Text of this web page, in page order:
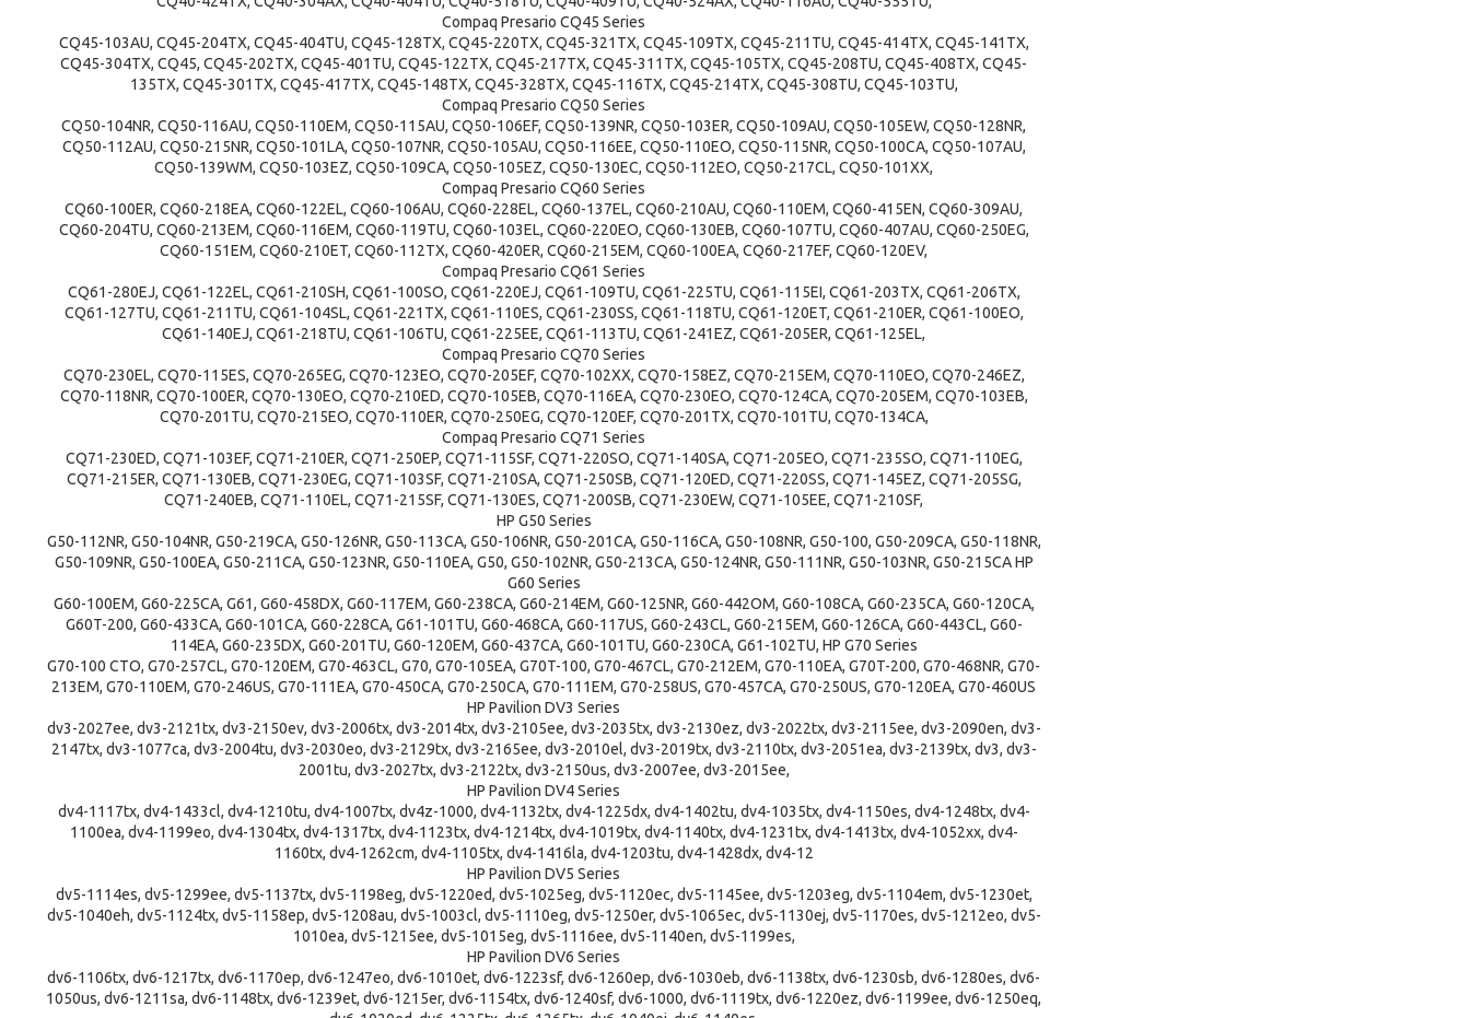
Compaq Presario CQ45 Series
CQ45-103AU, CQ45-204TX, CQ45-404TU, CQ45-128TX, CQ45-220TX, CQ45-321TX, CQ45-109TX, CQ45-211TU, CQ45-414TX, CQ45-141TX,
CQ45-304TX, CQ45, CQ45-202TX, CQ45-401TU, CQ45-122TX, CQ45-217TX, CQ45-311TX, CQ45-105TX, CQ45-208TU, CQ45-408TX, CQ45-
135TX, CQ45-301TX, CQ45-417TX, CQ45-148TX, CQ45-328TX, CQ45-116TX, CQ45-214TX, CQ45-308TU, CQ45-103TU,
Compaq Presario CQ50 Series
CQ50-104NR, CQ50-116AU, CQ50-110EM, CQ50-115AU, CQ50-106EF, CQ50-139NR, CQ50-103ER, CQ50-109AU, CQ50-105EW, CQ50-128NR,
CQ50-112AU, CQ50-215NR, CQ50-101LA, CQ50-107NR, CQ50-105AU, CQ50-116EE, CQ50-110EO, CQ50-115NR, CQ50-100CA, CQ50-107AU,
CQ50-139WM, CQ50-103EZ, CQ50-109CA, CQ50-105EZ, CQ50-130EC, CQ50-112EO, CQ50-217CL, CQ50-101XX,
Compaq Presario CQ60 Series
CQ60-100ER, CQ60-218EA, CQ60-122EL, CQ60-106AU, CQ60-228EL, CQ60-137EL, CQ60-210AU, CQ60-110EM, CQ60-415EN, CQ60-309AU,
CQ60-204TU, CQ60-213EM, CQ60-116EM, CQ60-119TU, CQ60-103EL, CQ60-220EO, CQ60-130EB, CQ60-107TU, CQ60-407AU, CQ60-250EG,
CQ60-151EM, CQ60-210ET, CQ60-112TX, CQ60-420ER, CQ60-215EM, CQ60-100EA, CQ60-217EF, CQ60-120EV,
Compaq Presario CQ61 Series
CQ61-280EJ, CQ61-122EL, CQ61-210SH, CQ61-100SO, CQ61-220EJ, CQ61-109TU, CQ61-225TU, CQ61-115EI, CQ61-203TX, CQ61-206TX,
CQ61-127TU, CQ61-211TU, CQ61-104SL, CQ61-221TX, CQ61-110ES, CQ61-230SS, CQ61-118TU, CQ61-120ET, CQ61-210ER, CQ61-100EO,
CQ61-140EJ, CQ61-218TU, CQ61-106TU, CQ61-225EE, CQ61-113TU, CQ61-241EZ, CQ61-205ER, CQ61-125EL,
Compaq Presario CQ70 Series
CQ70-230EL, CQ70-115ES, CQ70-265EG, CQ70-123EO, CQ70-205EF, CQ70-102XX, CQ70-158EZ, CQ70-215EM, CQ70-110EO, CQ70-246EZ,
CQ70-118NR, CQ70-100ER, CQ70-130EO, CQ70-210ED, CQ70-105EB, CQ70-116EA, CQ70-230EO, CQ70-124CA, CQ70-205EM, CQ70-103EB,
CQ70-201TU, CQ70-215EO, CQ70-110ER, CQ70-250EG, CQ70-120EF, CQ70-201TX, CQ70-101TU, CQ70-134CA,
Compaq Presario CQ71 Series
CQ71-230ED, CQ71-103EF, CQ71-210ER, CQ71-250EP, CQ71-115SF, CQ71-220SO, CQ71-140SA, CQ71-205EO, CQ71-235SO, CQ71-110EG,
CQ71-215ER, CQ71-130EB, CQ71-230EG, CQ71-103SF, CQ71-210SA, CQ71-250SB, CQ71-120ED, CQ71-220SS, CQ71-145EZ, CQ71-205SG,
CQ71-240EB, CQ71-110EL, CQ71-215SF, CQ71-130ES, CQ71-200SB, CQ71-230EW, CQ71-105EE, CQ71-210SF,
HP G50 Series
G50-112NR, G50-104NR, G50-219CA, G50-126NR, G50-113CA, G50-106NR, G50-201CA, G50-116CA, G50-108NR, G50-100, G50-209CA, G50-118NR,
G50-109NR, G50-100EA, G50-211CA, G50-123NR, G50-110EA, G50, G50-102NR, G50-213CA, G50-124NR, G50-111NR, G50-103NR, G50-215CA HP
G60 Series
G60-100EM, G60-225CA, G61, G60-458DX, G60-117EM, G60-238CA, G60-214EM, G60-125NR, G60-442OM, G60-108CA, G60-235CA, G60-120CA,
G60T-200, G60-433CA, G60-101CA, G60-228CA, G61-101TU, G60-468CA, G60-117US, G60-243CL, G60-215EM, G60-126CA, G60-443CL, G60-
114EA, G60-235DX, G60-201TU, G60-120EM, G60-437CA, G60-101TU, G60-230CA, G61-102TU, HP G70 Series
G70-100 CTO, G70-257CL, G70-120EM, G70-463CL, G70, G70-105EA, G70T-100, G70-467CL, G70-212EM, G70-110EA, G70T-200, G70-468NR, G70-
213EM, G70-110EM, G70-246US, G70-111EA, G70-450CA, G70-250CA, G70-111EM, G70-258US, G70-457CA, G70-250US, G70-120EA, G70-460US
HP Pavilion DV3 Series
dv3-2027ee, dv3-2121tx, dv3-2150ev, dv3-2006tx, dv3-2014tx, dv3-2105ee, dv3-2035tx, dv3-2130ez, dv3-2022tx, dv3-2115ee, dv3-2090en, dv3-
2147tx, dv3-1077ca, dv3-2004tu, dv3-2030eo, dv3-2129tx, dv3-2165ee, dv3-2010el, dv3-2019tx, dv3-2110tx, dv3-2051ea, dv3-2139tx, dv3, dv3-
2001tu, dv3-2027tx, dv3-2122tx, dv3-2150us, dv3-2007ee, dv3-2015ee,
HP Pavilion DV4 Series
dv4-1117tx, dv4-1433cl, dv4-1210tu, dv4-1007tx, dv4z-1000, dv4-1132tx, dv4-1225dx, dv4-1402tu, dv4-1035tx, dv4-1150es, dv4-1248tx, dv4-
1100ea, dv4-1199eo, dv4-1304tx, dv4-1317tx, dv4-1123tx, dv4-1214tx, dv4-1019tx, dv4-1140tx, dv4-1231tx, dv4-1413tx, dv4-1052xx, dv4-
1160tx, dv4-1262cm, dv4-1105tx, dv4-1416la, dv4-1203tu, dv4-1428dx, dv4-12
HP Pavilion DV5 Series
dv5-1114es, dv5-1299ee, dv5-1137tx, dv5-1198eg, dv5-1220ed, dv5-1025eg, dv5-1120ec, dv5-1145ee, dv5-1203eg, dv5-1104em, dv5-1230et,
dv5-1040eh, dv5-1124tx, dv5-1158ep, dv5-1208au, dv5-1003cl, dv5-1110eg, dv5-1250er, dv5-1065ec, dv5-1130ej, dv5-1170es, dv5-1212eo, dv5-
1010ea, dv5-1215ee, dv5-1015eg, dv5-1116ee, dv5-1140en, dv5-1199es,
HP Pavilion DV6 Series
dv6-1106tx, dv6-1217tx, dv6-1170ep, dv6-1247eo, dv6-1010et, dv6-1223sf, dv6-1260ep, dv6-1030eb, dv6-1138tx, dv6-1230sb, dv6-1280es, dv6-
1050us, dv6-1211sa, dv6-1148tx, dv6-1239et, dv6-1215er, dv6-1154tx, dv6-1240sf, dv6-1000, dv6-1119tx, dv6-1220ez, dv6-1199ee, dv6-1250eq,